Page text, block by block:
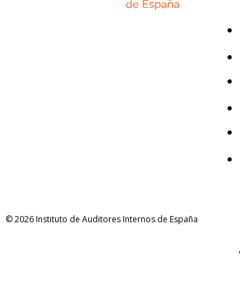
© 2026 Instituto de Auditores Internos de España